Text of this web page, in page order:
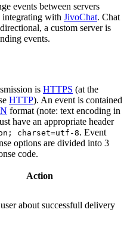
events between servers
integrating with JivoChat. Chat
a custom server is
events.
is HTTPS (at the
HTTP). An event is contained
format (note: text encoding in
have an appropriate header
charset=utf-8. Event
options are divided into 3
code.
Action
about successfull delivery